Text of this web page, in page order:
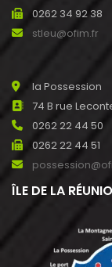
0262 34 92 38
stleu@ofim.fr
la Possession
74 B rue
0262 22 44 50
0262 22 44 51
ÎLE DE LA